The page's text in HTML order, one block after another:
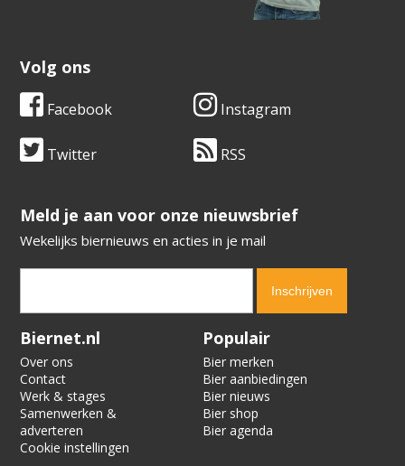
Volg ons
Facebook Instagram
Twitter RSS
​​​​​​​Meld je aan voor onze nieuwsbrief
Wekelijks biernieuws en acties in je mail
Verification code:
Biernet.nl
Over ons
Contact
Werk & stages
Samenwerken &
adverteren
Cookie instellingen
Populair
Bier merken
Bier aanbiedingen
Bier nieuws
Bier shop
Bier agenda